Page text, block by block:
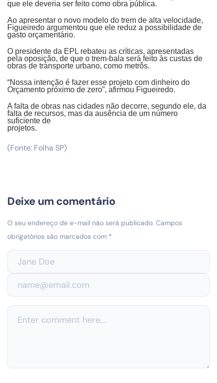
que ele deveria ser feito como obra pública.
Ao apresentar o novo modelo do trem de alta velocidade,
Figueiredo argumentou que ele reduz a possibilidade de
gasto orçamentário.
O presidente da EPL rebateu as críticas, apresentadas
pela oposição, de que o trem-bala será feito às custas de
obras de transporte urbano, como metrôs.
“Nossa intenção é fazer esse projeto com dinheiro do
Orçamento próximo de zero”, afirmou Figueiredo.
A falta de obras nas cidades não decorre, segundo ele, da
falta de recursos, mas da ausência de um número
suficiente de
projetos.
(Fonte: Folha SP)
Deixe um comentário
O seu endereço de e-mail não será publicado. Campos
obrigatórios são marcados com *